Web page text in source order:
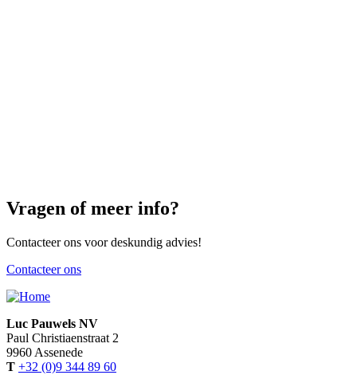
Vragen of meer info?
Contacteer ons voor deskundig advies!
Contacteer ons
Luc Pauwels NV
Paul Christiaenstraat 2
9960 Assenede
T +32 (0)9 344 89 60